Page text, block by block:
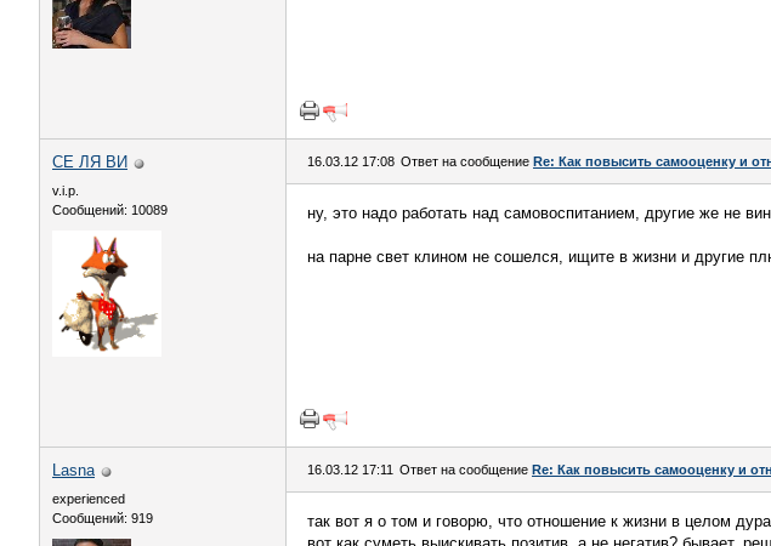
СЕ ЛЯ ВИ
v.i.p.
Сообщений: 10089
16.03.12 17:08 Ответ на сообщение Re: Как повысить самооценку и
ну, это надо работать над самовоспитанием, другие же не
на парне свет клином не сошелся, ищите в жизни и другие
Lasna
experienced
Сообщений: 919
16.03.12 17:11 Ответ на сообщение Re: Как повысить самооценку и
так вот я о том и говорю, что отношение к жизни в целом